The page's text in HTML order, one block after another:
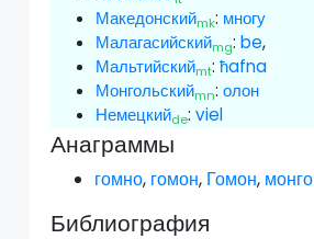
Македонскийmk: многу
Малагасийскийmg:be,
Мальтийскийmt:ħafna
Монгольскийmn:олон
Немецкийde:viel
Анаграммы
гомно, гомон, Гомон, монго
Библиография